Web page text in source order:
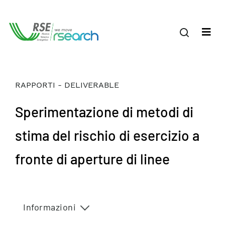
RAPPORTI - DELIVERABLE
Sperimentazione di metodi di
stima del rischio di esercizio a
fronte di aperture di linee
Informazioni